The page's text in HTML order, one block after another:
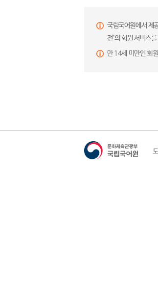
국립국어원에서 제
전’의 회원 서비스
만 14세 미만인 회